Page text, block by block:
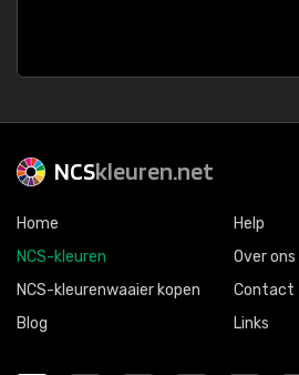
NCSkleuren.net
Home
NCS-kleuren
NCS-kleurenwaaier kopen
Blog
Help
Over ons
Contact
Links